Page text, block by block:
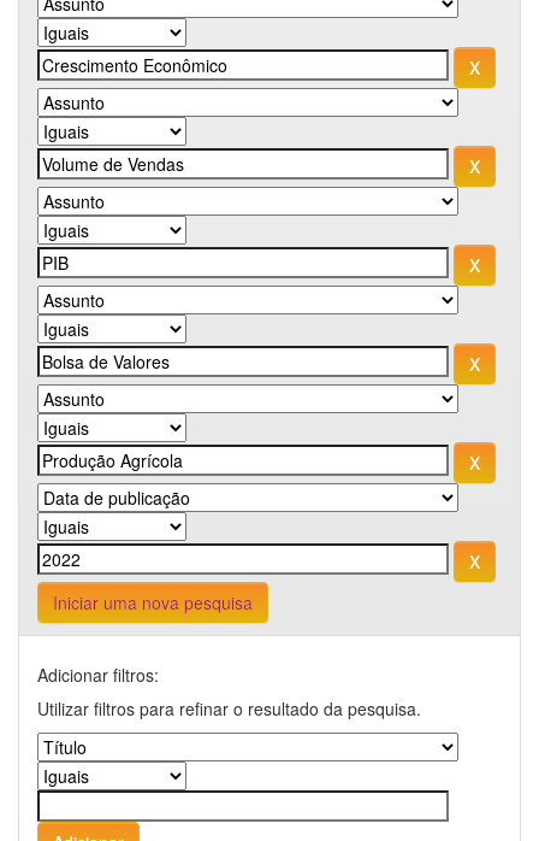
Iniciar uma nova pesquisa
Adicionar filtros:
Utilizar filtros para refinar o resultado da pesquisa.